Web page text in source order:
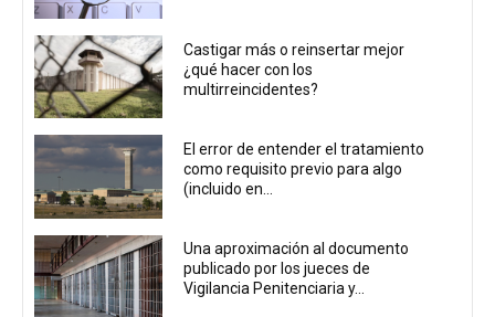
Castigar más o reinsertar mejor
¿qué hacer con los
multirreincidentes?
El error de entender el tratamiento
como requisito previo para algo
(incluido en...
Una aproximación al documento
publicado por los jueces de
Vigilancia Penitenciaria y...